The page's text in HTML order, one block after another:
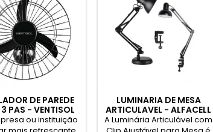
DE PAREDE
PAS - VENTISOL
ou instituição
LUMINARIA DE MESA
ARTICULAVEL - ALFACELL
A Luminária Articulável com